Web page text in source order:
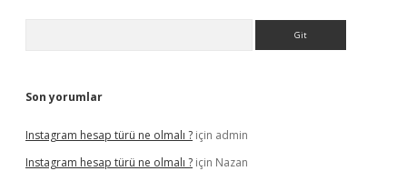
Son yorumlar
Instagram hesap türü ne olmalı ? için admin
Instagram hesap türü ne olmalı ? için Nazan